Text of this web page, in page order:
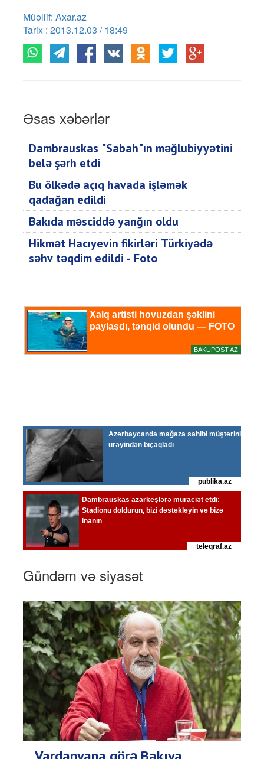
Müəllif: Axar.az
Tarix : 2013.12.03 / 18:49
Əsas xəbərlər
Dambrauskas "Sabah"ın məğlubiyyətini
belə şərh etdi
Bu ölkədə açıq havada işləmək
qadağan edildi
Bakıda məsciddə yanğın oldu
Hikmət Hacıyevin fikirləri Türkiyədə
səhv təqdim edildi - Foto
Gündəm və siyasət